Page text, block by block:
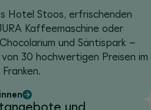
Hotel Stoos, erfrischenden
Kaffeemaschine oder
und Säntispark –
30 hochwertigen Preisen im
und